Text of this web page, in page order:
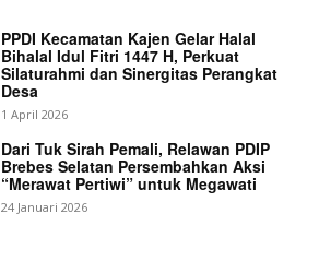
PPDI Kecamatan Kajen Gelar Halal
Bihalal Idul Fitri 1447 H, Perkuat
Silaturahmi dan Sinergitas Perangkat
Desa
1 April 2026
Dari Tuk Sirah Pemali, Relawan PDIP
Brebes Selatan Persembahkan Aksi
“Merawat Pertiwi” untuk Megawati
24 Januari 2026